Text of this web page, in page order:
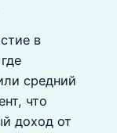
в
средний
что
доход от